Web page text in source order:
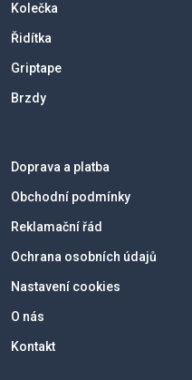
Kolečka
Řidítka
Griptape
Brzdy
Doprava a platba
Obchodní podmínky
Reklamační řád
Ochrana osobních údajů
Nastavení cookies
O nás
Kontakt